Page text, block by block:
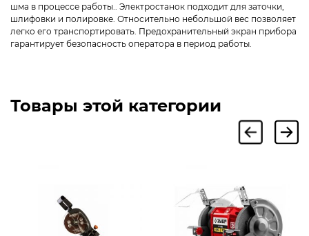
шма в процессе работы.. Электростанок подходит для заточки,
шлифовки и полировке. Относительно небольшой вес позволяет
легко его транспортировать. Предохранительный экран прибора
гарантирует безопасность оператора в период работы.
Товары этой категории